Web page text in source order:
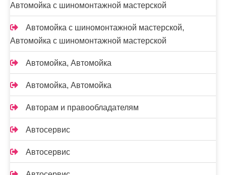
Автомойка с шиномонтажной мастерской
Автомойка с шиномонтажной мастерской,
Автомойка с шиномонтажной мастерской
Автомойка, Автомойка
Автомойка, Автомойка
Авторам и правообладателям
Автосервис
Автосервис